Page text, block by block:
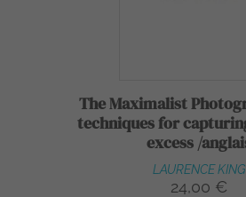
The Maximalist
techniques for
excess /
LAURENCE KING
24,00 €